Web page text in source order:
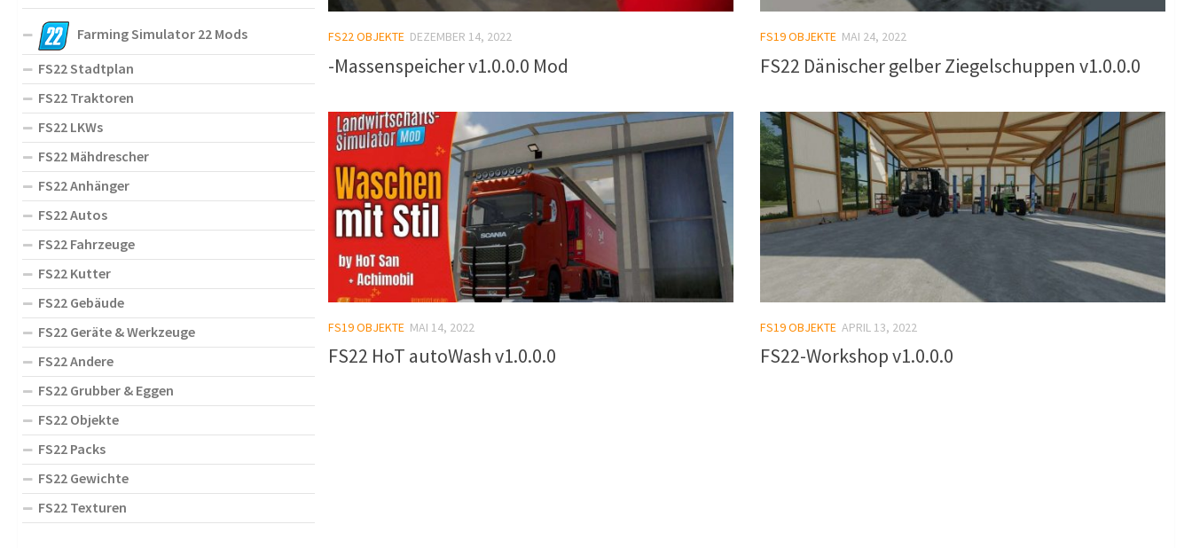
FS22 OBJEKTE DEZEMBER 14, 2022
-Massenspeicher v1.0.0.0 Mod
FS19 OBJEKTE MAI 24, 2022
FS22 Dänischer gelber Ziegelschuppen v1.0.0.0
FS19 OBJEKTE MAI 14, 2022
FS22 HoT autoWash v1.0.0.0
FS19 OBJEKTE APRIL 13, 2022
FS22-Workshop v1.0.0.0
Farming Simulator 22 Mods
FS22 Stadtplan
FS22 Traktoren
FS22 LKWs
FS22 Mähdrescher
FS22 Anhänger
FS22 Autos
FS22 Fahrzeuge
FS22 Kutter
FS22 Gebäude
FS22 Geräte & Werkzeuge
FS22 Andere
FS22 Grubber & Eggen
FS22 Objekte
FS22 Packs
FS22 Gewichte
FS22 Texturen